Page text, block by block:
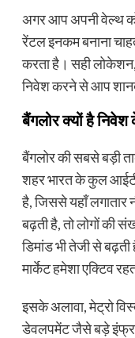
अगर आप अपनी वेल्थ
रेंटल इनकम बनाना
करता है। सही लोकेशन,
निवेश करने से आप
बैंगलोर क्यों है
बैंगलोर की सबसे बड़ी
शहर भारत के कुल आईटी
है, जिससे यहाँ
बढ़ती है, तो लोगों की
डिमांड भी तेजी से
मार्केट हमेशा एक्टिव
इसके अलावा, मेट्रो
डेवलपमेंट जैसे बड़े